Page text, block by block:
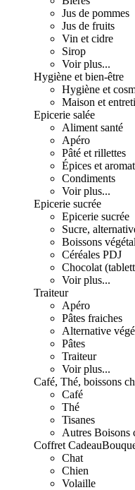
Jus de pommes
Jus de fruits
Vin et cidre
Sirop
Voir plus...
Hygiène et bien-être
Hygiène et
Maison et
Epicerie salée
Aliment santé
Apéro
Pâté et rillettes
Épices et
Condiments
Voir plus...
Epicerie sucrée
Epicerie sucrée
Sucre,
Boissons
Céréales PDJ
Chocolat
Voir plus...
Traiteur
Apéro
Pâtes fraiches
Alternative
Pâtes
Traiteur
Voir plus...
Café, Thé, boissons
Café
Thé
Tisanes
Autres Boisons
Coffret Cadeau
Chat
Chien
Volaille